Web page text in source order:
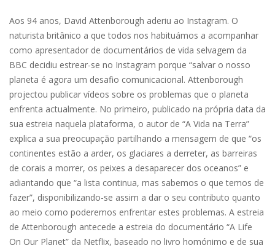
Aos 94 anos, David Attenborough aderiu ao Instagram. O
naturista britânico a que todos nos habituámos a acompanhar
como apresentador de documentários de vida selvagem da
BBC decidiu estrear-se no Instagram porque “salvar o nosso
planeta é agora um desafio comunicacional. Attenborough
projectou publicar vídeos sobre os problemas que o planeta
enfrenta actualmente. No primeiro, publicado na própria data da
sua estreia naquela plataforma, o autor de “A Vida na Terra”
explica a sua preocupação partilhando a mensagem de que “os
continentes estão a arder, os glaciares a derreter, as barreiras
de corais a morrer, os peixes a desaparecer dos oceanos” e
adiantando que “a lista continua, mas sabemos o que temos de
fazer”, disponibilizando-se assim a dar o seu contributo quanto
ao meio como poderemos enfrentar estes problemas. A estreia
de Attenborough antecede a estreia do documentário “A Life
On Our Planet” da Netflix, baseado no livro homónimo e de sua